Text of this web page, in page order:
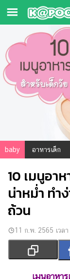
ข่าว-
ความ
ข่าว
ตรวจ
หวย
ผล
บอล
สด
การ
การ
ศึกษา
baby อาหารเด็ก
10 เมนูอา
น่าหม่ำ ทำ
ถ้วน
11 ก.พ. 2565 เวล
เมนูอาหา